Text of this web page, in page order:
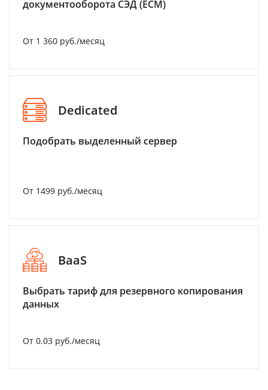
документооборота СЭД (ECM)
От 1 360 руб./месяц
Dedicated
Подобрать выделенный сервер
От 1499 руб./месяц
BaaS
Выбрать тариф для резервного копирования
данных
От 0.03 руб./месяц